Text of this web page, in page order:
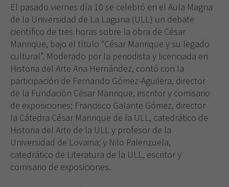
El pasado viernes día 10 se celebró en el Aula Magna
de la Universidad de La Laguna (ULL) un debate
científico de tres horas sobre la obra de César
Manrique, bajo el título “César Manrique y su legado
cultural”. Moderado por la periodista y licenciada en
Historia del Arte Ana Hernández, contó con la
participación de Fernando Gómez-Aguilera, director
de la Fundación César Manrique, escritor y comisario
de exposiciones; Francisco Galante Gómez, director
la Cátedra César Manrique de la ULL, catedrático de
Historia del Arte de la ULL y profesor de la
Universidad de Lovaina; y Nilo Palenzuela,
catedrático de Literatura de la ULL, escritor y
comisario de exposiciones.